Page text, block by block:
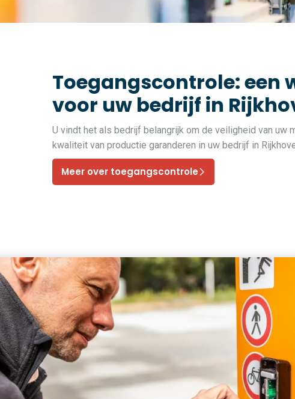
Toegangscontrole: een
voor uw bedrijf in
U vindt het als bedrijf belangrijk om de veiligheid van
kwaliteit van productie garanderen in uw bedrijf in
Meer over toegangscontrole